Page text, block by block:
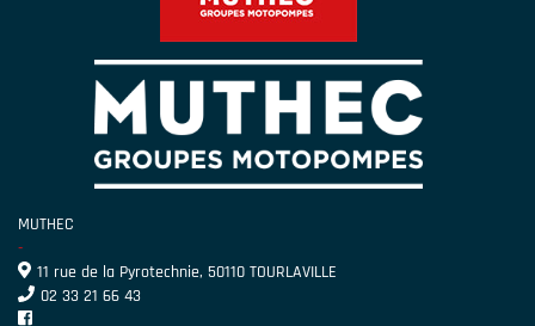
MUTHEC
-
11 rue de la Pyrotechnie, 50110 TOURLAVILLE
02 33 21 66 43